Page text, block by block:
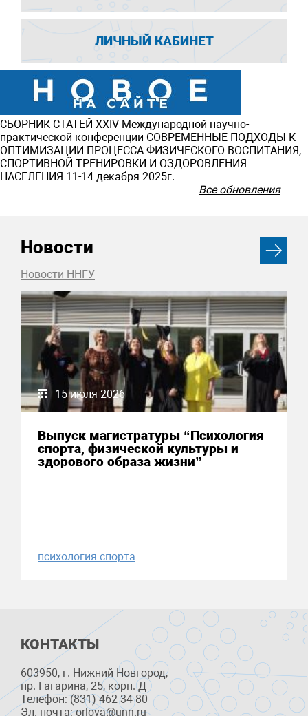
ЛИЧНЫЙ КАБИНЕТ
СБОРНИК СТАТЕЙ ХXIV Международной научно-
практической конференции СОВРЕМЕННЫЕ ПОДХОДЫ К
ОПТИМИЗАЦИИ ПРОЦЕССА ФИЗИЧЕСКОГО ВОСПИТАНИЯ,
СПОРТИВНОЙ ТРЕНИРОВКИ И ОЗДОРОВЛЕНИЯ
НАСЕЛЕНИЯ 11-14 декабря 2025г.
Все обновления
Новости
Новости ННГУ
15 июля 2026
Выпуск магистратуры “Психология
спорта, физической культуры и
здорового образа жизни”
психология спорта
КОНТАКТЫ
603950, г. Нижний Новгород,
пр. Гагарина, 25, корп. Д
Телефон: (831) 462 34 80
Эл. почта: orlova@unn.ru